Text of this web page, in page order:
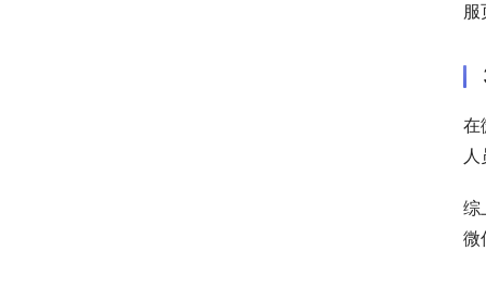
服
在
综
微